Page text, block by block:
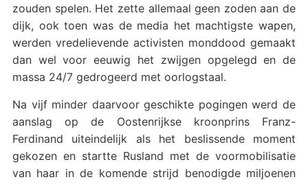
zouden spelen. Het zette allemaal geen zoden aan de
dijk, ook toen was de media het machtigste wapen,
werden vredelievende activisten monddood gemaakt
dan wel voor eeuwig het zwijgen opgelegd en de
massa 24/7 gedrogeerd met oorlogstaal.
Na vijf minder daarvoor geschikte pogingen werd de
aanslag op de Oostenrijkse kroonprins Franz-
Ferdinand uiteindelijk als het beslissende moment
gekozen en startte Rusland met de voormobilisatie
van haar in de komende strijd benodigde miljoenen